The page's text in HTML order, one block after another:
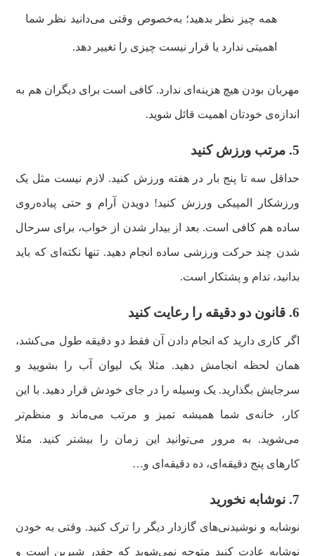
همه چیز نظر بدهید؛ به‌خصوص وقتی می‌دانید نظر شما
اهمیتی ندارد یا قرار نیست چیزی را تغییر دهد.
مهربان بودن هیچ هزینه‌ای ندارد. کافی است برای دیگران هم به
اندازه‌ی خودتان اهمیت قائل شوید.
5. مرتب ورزش کنید
حداقل سه تا پنج بار در هفته ورزش کنید. لازم نیست مثل یک
ورزشکار المپیکی ورزش کنید! دویدن آرام و حتی پیاده‌روی
ساده هم کافی است. بعد از بیدار شدن از خواب، برای سرحال
شدن چند حرکت ورزشی ساده انجام دهید. تنها نکته‌ای که باید
بدانید، تدام و پشتکار است.
6. قانون دو دقیقه را رعایت کنید
اگر کاری دارید که انجام دادن آن فقط دو دقیقه طول می‌کشد،
همان لحظه انجامش دهید. مثلا یک لیوان آب را بشویید و
سرجایش بگذارید. یک وسیله را در جای خودش قرار دهید. با این
کار، خانه‌ی شما همیشه تمیز و مرتب می‌ماند و منظم‌تر
می‌شوید. به مرور می‌توانید این زمان را بیشتر کنید. مثلا
کارهای پنج دقیقه‌ای، ده دقیقه‌ای و…
7. نوشابه نخورید
نوشابه و نوشیدنی‌های گازدار دیگر را ترک کنید. وقتی به خودن
نوشابه عادت کنید متوجه نمی‌شوید که چقدر شیرین است و